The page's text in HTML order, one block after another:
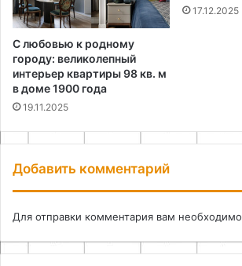
С любовью к родному
городу: великолепный
интерьер квартиры 98 кв. м
в доме 1900 года
19.11.2025
17.12.2025
Добавить комментарий
Для отправки комментария вам необходимо